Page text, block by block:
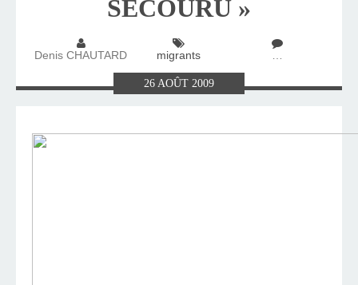
SECOURU »
Denis CHAUTARD migrants …
26 AOÛT 2009